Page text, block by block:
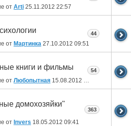
от Arti 25.11.2012 22:57
от Мартинка 27.10.2012 09:51
44
книги и фильмы
от Любопытная 15.08.2012
54
домохозяйки"
от Invers 18.05.2012 09:41
363